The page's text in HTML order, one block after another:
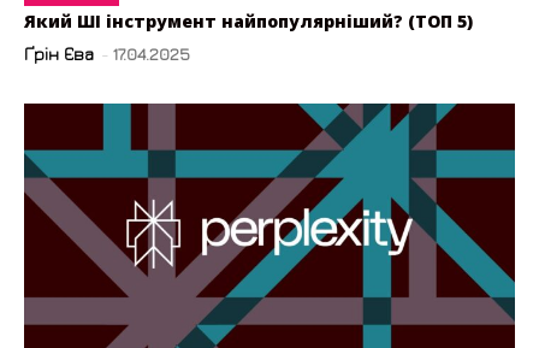
Який ШІ інструмент найпопулярніший? (ТОП 5)
Ґрін Єва - 17.04.2025